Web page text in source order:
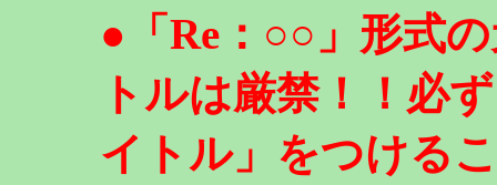
●「Re：○○」形式
トルは厳禁！！必
イトル」をつける